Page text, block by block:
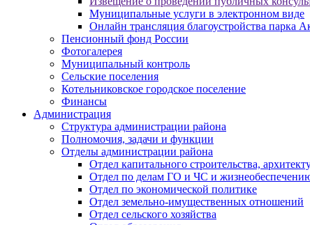
Муниципальные услуги в электронном виде
Онлайн трансляция благоустройства парка
Пенсионный фонд России
Фотогалерея
Муниципальный контроль
Сельские поселения
Котельниковское городское поселение
Финансы
Администрация
Структура администрации района
Полномочия, задачи и функции
Отделы администрации района
Отдел капитального строительства,
Отдел по делам ГО и ЧС и
Отдел по экономической политике
Отдел земельно-имущественных отношений
Отдел сельского хозяйства